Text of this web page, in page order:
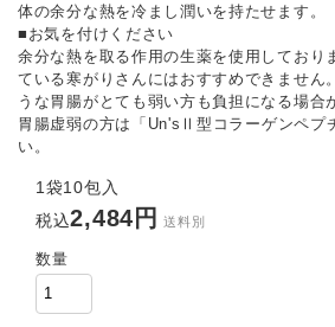
体の余分な熱を冷まし潤いを持たせます。
■お気を付けください
余分な熱を取る作用の生薬を使用しており
ている寒がりさんにはおすすめできません
うな胃腸がとても弱い方も負担になる場合
胃腸虚弱の方は「Un'sⅡ型コラーゲンペプ
い。
1袋10包入
税込2,484円 送料別
数量